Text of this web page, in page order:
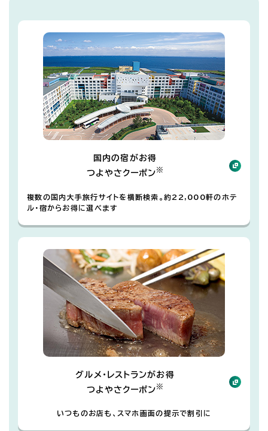
国内の宿がお得
つよやさクーポン※
複数の国内大手旅行サイトを横断検索。約22,000軒のホテ
ル・宿からお得に選べます
グルメ・レストランがお得
つよやさクーポン※
いつものお店も、スマホ画面の提示で割引に